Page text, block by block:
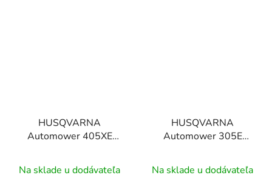
HUSQVARNA
Automower 405XE
kosačka
Na sklade u dodávateľa
HUSQVARNA
Automower 305E
kosačka
Na sklade u dodávateľa